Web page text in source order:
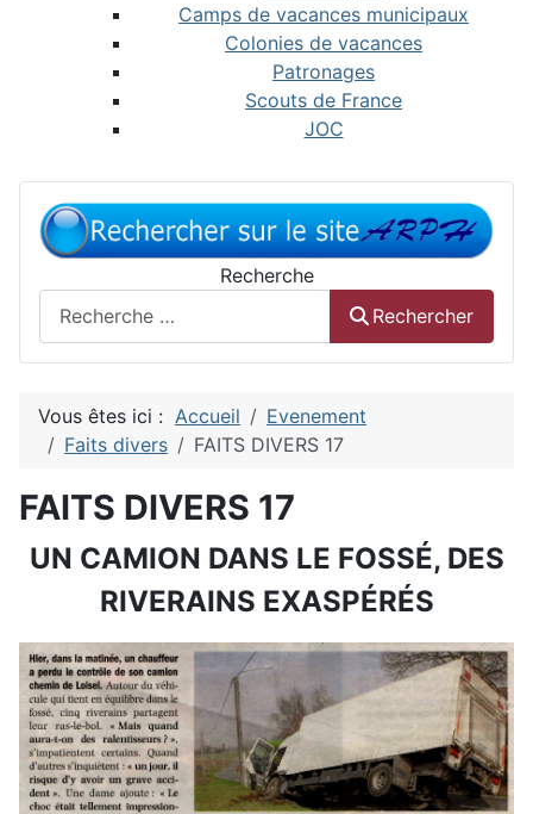
Camps de vacances municipaux
Colonies de vacances
Patronages
Scouts de France
JOC
Recherche
Rechercher
Vous êtes ici : Accueil
Evenement
Faits divers
FAITS DIVERS 17
FAITS DIVERS 17
UN CAMION DANS LE FOSSÉ, DES
RIVERAINS EXASPÉRÉS